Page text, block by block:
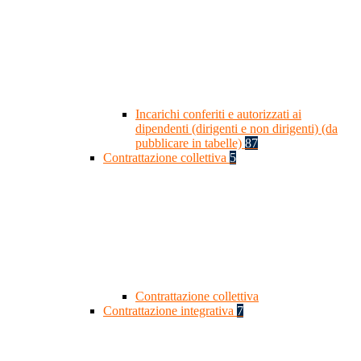
Incarichi conferiti e autorizzati ai
dipendenti (dirigenti e non dirigenti) (da
pubblicare in tabelle) 87
Contrattazione collettiva 5
Contrattazione collettiva
Contrattazione integrativa 7